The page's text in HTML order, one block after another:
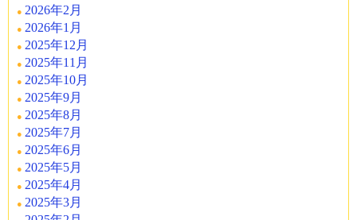
2026年2月
2026年1月
2025年12月
2025年11月
2025年10月
2025年9月
2025年8月
2025年7月
2025年6月
2025年5月
2025年4月
2025年3月